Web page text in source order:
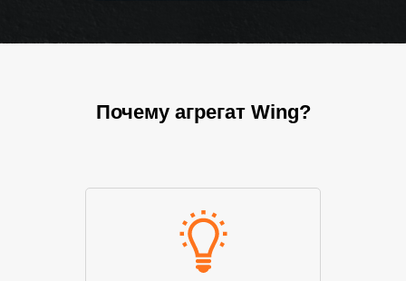
Почему агрегат Wing?